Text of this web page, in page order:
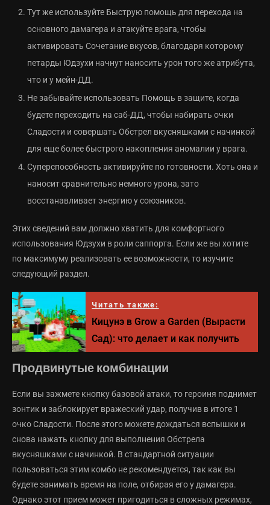
Тут же используйте Быструю помощь для перехода на
основного дамагера и атакуйте врага, чтобы
активировать Сочетание вкусов, благодаря которому
петарды Юдзухи начнут наносить урон того же атрибута,
что и у мейн-ДД.
Не забывайте использовать Помощь в защите, когда
будете переходить на саб-ДД, чтобы набирать очки
Сладости и совершать Обстрел вкусняшками с начинкой
для еще более быстрого накопления аномалии у врага.
Суперспособность активируйте по готовности. Хоть она и
наносит сравнительно немного урона, зато
восстанавливает энергию у союзников.
Этих сведений вам должно хватить для комфортного
использования Юдзухи в роли саппорта. Если же вы хотите
по максимуму реализовать ее возможности, то изучите
следующий раздел.
Читать также:
Кицунэ в Grow a Garden (Вырасти
Сад): что делает и как получить
Продвинутые комбинации
Если вы зажмете кнопку базовой атаки, то героиня поднимет
зонтик и заблокирует вражеский удар, получив в итоге 1
очко Сладости. После этого можете дождаться вспышки и
снова нажать кнопку для выполнения Обстрела
вкусняшками с начинкой. В стандартной ситуации
пользоваться этим комбо не рекомендуется, так как вы
будете занимать время на поле, отбирая его у дамагера.
Однако этот прием может пригодиться в сложных режимах,